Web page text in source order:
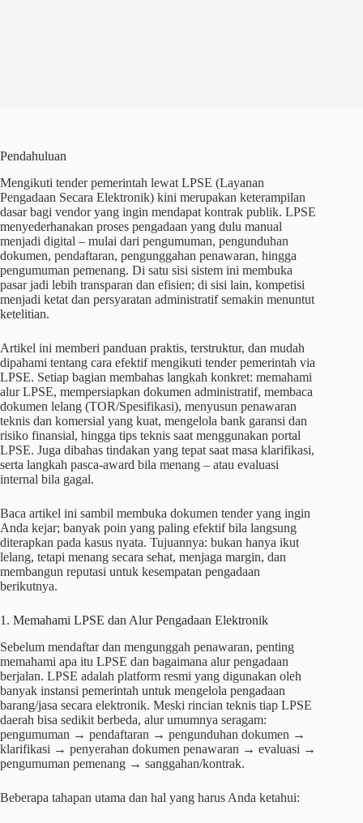
Pendahuluan
Mengikuti tender pemerintah lewat LPSE (Layanan
Pengadaan Secara Elektronik) kini merupakan keterampilan
dasar bagi vendor yang ingin mendapat kontrak publik. LPSE
menyederhanakan proses pengadaan yang dulu manual
menjadi digital – mulai dari pengumuman, pengunduhan
dokumen, pendaftaran, pengunggahan penawaran, hingga
pengumuman pemenang. Di satu sisi sistem ini membuka
pasar jadi lebih transparan dan efisien; di sisi lain, kompetisi
menjadi ketat dan persyaratan administratif semakin menuntut
ketelitian.
Artikel ini memberi panduan praktis, terstruktur, dan mudah
dipahami tentang cara efektif mengikuti tender pemerintah via
LPSE. Setiap bagian membahas langkah konkret: memahami
alur LPSE, mempersiapkan dokumen administratif, membaca
dokumen lelang (TOR/Spesifikasi), menyusun penawaran
teknis dan komersial yang kuat, mengelola bank garansi dan
risiko finansial, hingga tips teknis saat menggunakan portal
LPSE. Juga dibahas tindakan yang tepat saat masa klarifikasi,
serta langkah pasca-award bila menang – atau evaluasi
internal bila gagal.
Baca artikel ini sambil membuka dokumen tender yang ingin
Anda kejar; banyak poin yang paling efektif bila langsung
diterapkan pada kasus nyata. Tujuannya: bukan hanya ikut
lelang, tetapi menang secara sehat, menjaga margin, dan
membangun reputasi untuk kesempatan pengadaan
berikutnya.
1. Memahami LPSE dan Alur Pengadaan Elektronik
Sebelum mendaftar dan mengunggah penawaran, penting
memahami apa itu LPSE dan bagaimana alur pengadaan
berjalan. LPSE adalah platform resmi yang digunakan oleh
banyak instansi pemerintah untuk mengelola pengadaan
barang/jasa secara elektronik. Meski rincian teknis tiap LPSE
daerah bisa sedikit berbeda, alur umumnya seragam:
pengumuman → pendaftaran → pengunduhan dokumen →
klarifikasi → penyerahan dokumen penawaran → evaluasi →
pengumuman pemenang → sanggahan/kontrak.
Beberapa tahapan utama dan hal yang harus Anda ketahui: